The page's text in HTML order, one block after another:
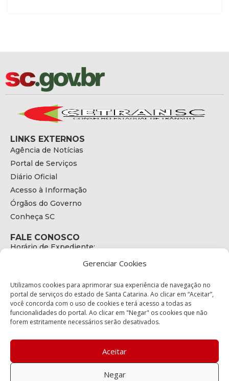
Gerenciar Cookies
Utilizamos cookies para aprimorar sua experiência de navegação no
portal de serviços do estado de Santa Catarina. Ao clicar em “Aceitar”,
você concorda com o uso de cookies e terá acesso a todas as
funcionalidades do portal. Ao clicar em "Negar" os cookies que não
forem estritamente necessários serão desativados.
Aceitar
Negar
LINKS EXTERNOS
Agência de Notícias
Portal de Serviços
Diário Oficial
Acesso à Informação
Órgãos do Governo
Conheça SC
FALE CONOSCO
Horário de Expediente:
E-mail:
secretariaexecutiva@cetran.sc.gov.br
ENDEREÇO
Endereço:
Bairro:
Coqueiros, Florianópolis SC
88.080-160